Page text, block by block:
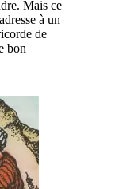
Mais ce
à un
de
bon